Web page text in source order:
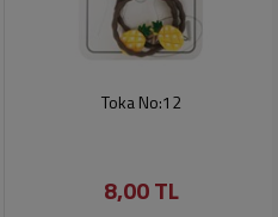
Toka No:12
8,00 TL